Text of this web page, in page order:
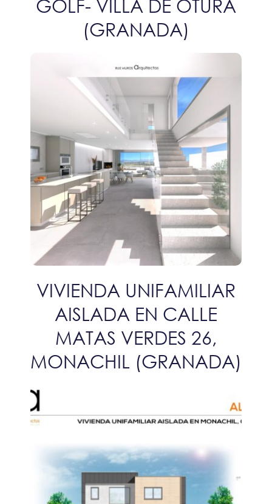
GOLF- VILLA DE OTURA
(GRANADA)
VIVIENDA UNIFAMILIAR
AISLADA EN CALLE
MATAS VERDES 26,
MONACHIL (GRANADA)